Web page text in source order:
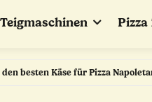
Teigmaschinen Pizza
besten Käse für Pizza